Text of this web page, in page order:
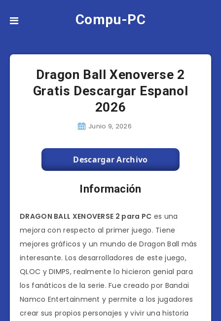
Compu-PC
Dragon Ball Xenoverse 2
Gratis Descargar Espanol
2026
Junio 9, 2026
Descargar Archivo
Información
DRAGON BALL XENOVERSE 2 para PC es una
mejora con respecto al primer juego. Tiene
mejores gráficos y un mundo de Dragon Ball más
interesante. Los desarrolladores de este juego,
QLOC y DIMPS, realmente lo hicieron genial para
los fanáticos de la serie. Fue creado por Bandai
Namco Entertainment y permite a los jugadores
crear sus propios personajes y vivir una historia